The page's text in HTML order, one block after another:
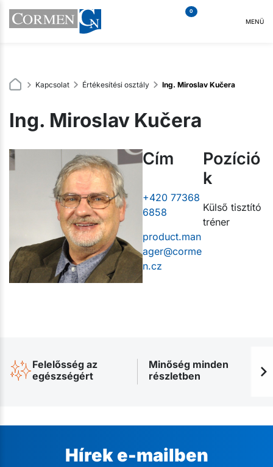
0
MENÜ
Kapcsolat Értékesítési osztály Ing. Miroslav Kučera
Ing. Miroslav Kučera
Cím
+420 77368
6858
product.man
ager@corme
n.cz
Pozíció
k
Külső tisztító
tréner
Felelősség az
egészségért
Minőség minden
részletben
Hírek e-mailben